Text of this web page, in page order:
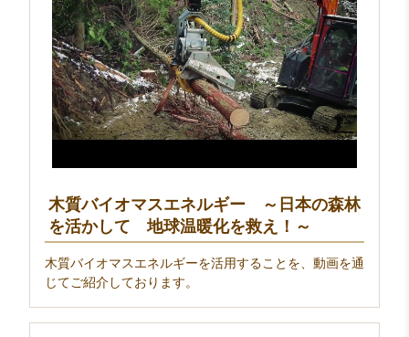
木質バイオマスエネルギー ～日本の森林
を活かして 地球温暖化を救え！～
木質バイオマスエネルギーを活用することを、動画を通
じてご紹介しております。